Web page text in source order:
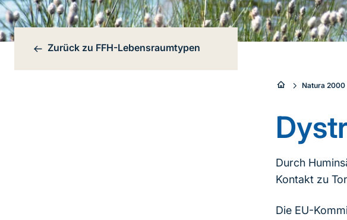
Bereichsnavigation
Zurück zu FFH-Lebensraumtypen
Sie
sind
hier:
Natura 2000
Durch
Kontakt zu
Die EU-